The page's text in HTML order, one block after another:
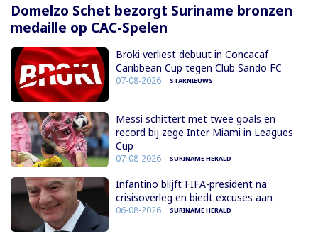
Domelzo Schet bezorgt Suriname bronzen
medaille op CAC-Spelen
Broki verliest debuut in Concacaf
Caribbean Cup tegen Club Sando FC
07-08-2026 STARNIEUWS
Messi schittert met twee goals en
record bij zege Inter Miami in Leagues
Cup
07-08-2026 SURINAME HERALD
Infantino blijft FIFA-president na
crisisoverleg en biedt excuses aan
06-08-2026 SURINAME HERALD